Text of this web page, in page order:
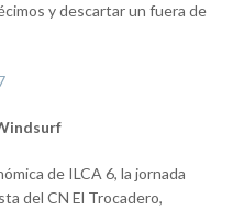
y descartar un fuera de
de ILCA 6, la jornada
del CN El Trocadero,